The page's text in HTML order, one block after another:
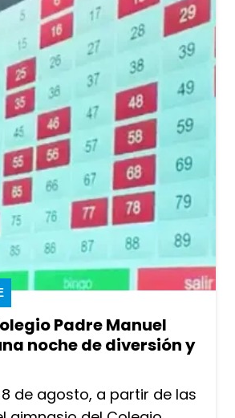
Padre Manuel
noche de diversión y
de agosto, a partir de las